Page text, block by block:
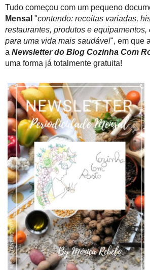
Tudo começou com um pequeno
Mensal "contendo: receitas variadas,
restaurantes, produtos e
para uma vida mais saudável", em que
a Newsletter do Blog Cozinha Com
uma forma já totalmente gratuita!